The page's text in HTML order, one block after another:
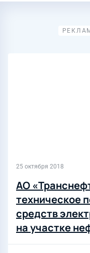
25 октября 2018
АО
техническое
средств
на участке
Уфа – Омск